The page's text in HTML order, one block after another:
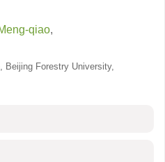
qiao,
Beijing Forestry University,